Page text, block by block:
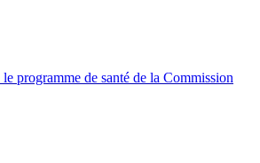
programme de santé de la Commission